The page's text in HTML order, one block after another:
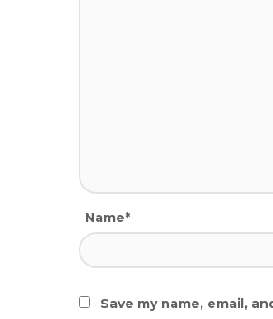
Name*
Save my name, email,